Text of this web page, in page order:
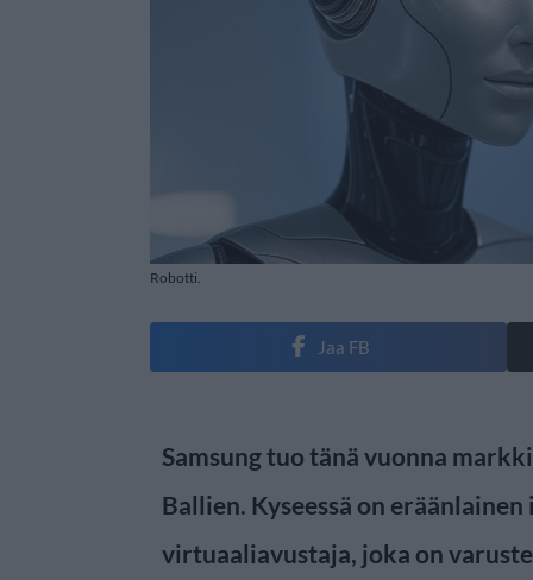
Robotti.
Jaa FB
Samsung tuo tänä vuonna
Ballien. Kyseessä on
virtuaaliavustaja, joka on